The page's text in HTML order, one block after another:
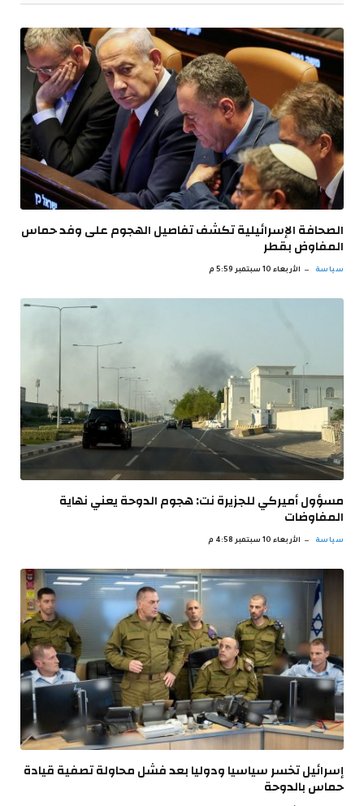
الصحافة الإسرائيلية تكشف تفاصيل الهجوم على وفد حماس
المفاوض بقطر
سياسة الأربعاء 10 سبتمبر 5:59 م
مسؤول أميركي للجزيرة نت: هجوم الدوحة يعني نهاية
المفاوضات
سياسة الأربعاء 10 سبتمبر 4:58 م
إسرائيل تخسر سياسيا ودوليا بعد فشل محاولة تصفية قيادة
حماس بالدوحة